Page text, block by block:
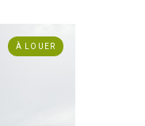
À LOUER